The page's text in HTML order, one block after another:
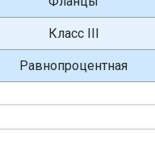
Класс III
Равнопроцентная